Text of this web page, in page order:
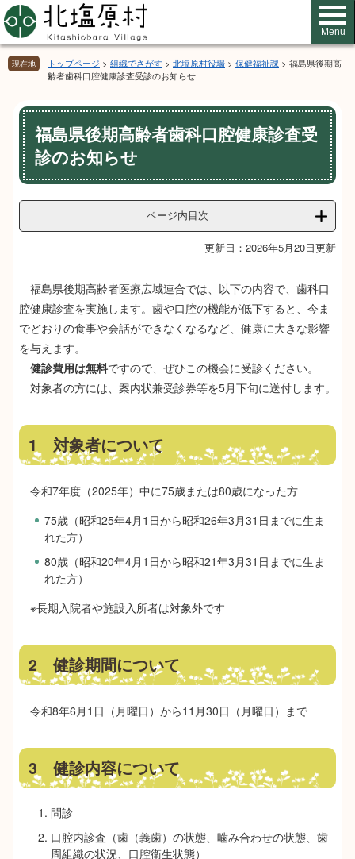
ペ
ー
ジ
の
先
メ
ニ
ュ
ー
を
Menu
現在地 トップページ > 組織でさがす > 北塩原村役場 > 保健福祉課 > 福島県後期高
齢者歯科口腔健康診査受診のお知らせ
本
文
福島県後期高齢者歯科口腔健康診査受
診のお知らせ
ページ内目次
更新日：2026年5月20日更新
福島県後期高齢者医療広域連合では、以下の内容で、歯科口
腔健康診査を実施します。歯や口腔の機能が低下すると、今ま
でどおりの食事や会話ができなくなるなど、健康に大きな影響
を与えます。
健診費用は無料ですので、ぜひこの機会に受診ください。
対象者の方には、案内状兼受診券等を5月下旬に送付します。
1 対象者について
令和7年度（2025年）中に75歳または80歳になった方
75歳（昭和25年4月1日から昭和26年3月31日までに生ま
れた方）
80歳（昭和20年4月1日から昭和21年3月31日までに生ま
れた方）
※長期入院者や施設入所者は対象外です
2 健診期間について
令和8年6月1日（月曜日）から11月30日（月曜日）まで
3 健診内容について
問診
口腔内診査（歯（義歯）の状態、噛み合わせの状態、歯
周組織の状況、口腔衛生状態）